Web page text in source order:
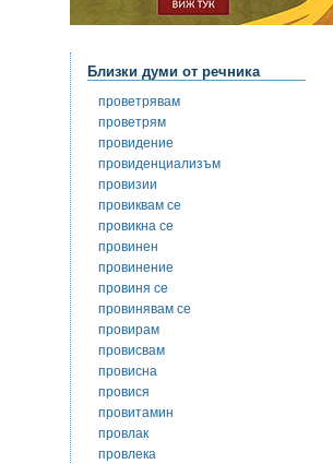
Близки думи от речника
проветрявам
проветрям
провидение
провиденциализъм
провизии
провиквам се
провикна се
провинен
провинение
провиня се
провинявам се
провирам
провисвам
провисна
провися
провитамин
провлак
провлека